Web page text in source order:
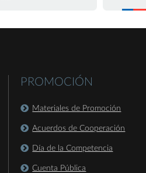
PROMOCIÓN
Materiales de Promoción
Acuerdos de Cooperación
Día de la Competencia
Cuenta Pública